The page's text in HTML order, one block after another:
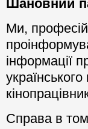
Шановний
Ми,
інформації
Справа в